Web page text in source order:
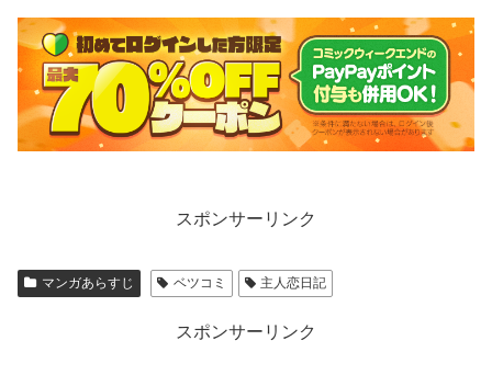
スポンサーリンク
マンガあらすじ ベツコミ 主人恋日記
スポンサーリンク